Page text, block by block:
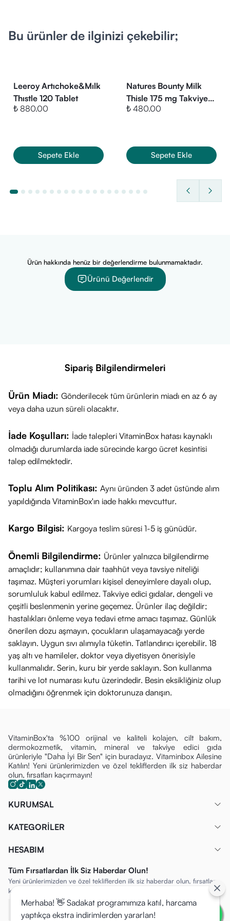
Bu ürünler de ilginizi çekebilir;
Leeroy Artıchoke&Mılk
Thıstle 120 Tablet
₺ 880.00
Sepete Ekle
Natures Bounty Milk
Thisle 175 mg Takviye
Edici Gıda 50 Kapsül
₺ 480.00
Sepete Ekle
Ürün hakkında henüz bir değerlendirme bulunmamaktadır.
Ürünü Değerlendir
Sipariş Bilgilendirmeleri
Ürün Miadı: Gönderilecek tüm ürünlerin miadı en az 6 ay
veya daha uzun süreli olacaktır.
İade Koşulları: İade talepleri VitaminBox hatası kaynaklı
olmadığı durumlarda iade sürecinde kargo ücret kesintisi
talep edilmektedir.
Toplu Alım Politikası: Aynı üründen 3 adet üstünde alım
yapıldığında VitaminBox'ın iade hakkı mevcuttur.
Kargo Bilgisi: Kargoya teslim süresi 1-5 iş günüdür.
Önemli Bilgilendirme: Ürünler yalnızca bilgilendirme
amaçlıdır; kullanımına dair taahhüt veya tavsiye niteliği
taşımaz. Müşteri yorumları kişisel deneyimlere dayalı olup,
sorumluluk kabul edilmez. Takviye edici gıdalar, dengeli ve
çeşitli beslenmenin yerine geçemez. Ürünler ilaç değildir;
hastalıkları önleme veya tedavi etme amacı taşımaz. Günlük
önerilen dozu aşmayın, çocukların ulaşamayacağı yerde
saklayın. Uygun sıvı alımıyla tüketin. Tatlandırıcı içerebilir. 18
yaş altı ve hamileler, doktor veya diyetisyen önerisiyle
kullanmalıdır. Serin, kuru bir yerde saklayın. Son kullanma
tarihi ve lot numarası kutu üzerindedir. Besin eksikliğiniz olup
olmadığını öğrenmek için doktorunuza danışın.
VitaminBox'ta %100 orijinal ve kaliteli kolajen, cilt bakım,
dermokozmetik, vitamin, mineral ve takviye edici gıda
ürünleriyle "Daha İyi Bir Sen" için buradayız. Vitaminbox Ailesine
Katılın! Yeni ürünlerimizden ve özel tekliflerden ilk siz haberdar
olun, fırsatları kaçırmayın!
KURUMSAL
KATEGORİLER
HESABIM
Tüm Fırsatlardan İlk Siz Haberdar Olun!
Yeni ürünlerimizden ve özel tekliflerden ilk siz haberdar olun, fırsatları
kaçırmayın!
Merhaba! 👋 Sadakat programımıza katıl, harcama
yaptıkça ekstra indirimlerden yararlan!